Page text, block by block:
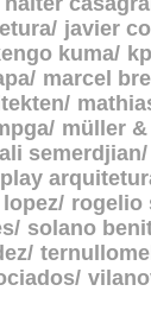
javier
kuma
marcel
müller
semerdjian
play
rogelio
solano